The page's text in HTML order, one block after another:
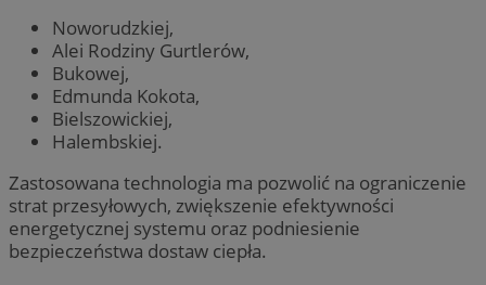
Noworudzkiej,
Alei Rodziny Gurtlerów,
Bukowej,
Edmunda Kokota,
Bielszowickiej,
Halembskiej.
Zastosowana technologia ma pozwolić na ograniczenie
strat przesyłowych, zwiększenie efektywności
energetycznej systemu oraz podniesienie
bezpieczeństwa dostaw ciepła.